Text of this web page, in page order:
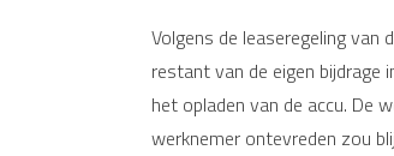
Volgens de leaseregeling
restant van de eigen bijdrage
het opladen van de accu. De
werknemer ontevreden zou